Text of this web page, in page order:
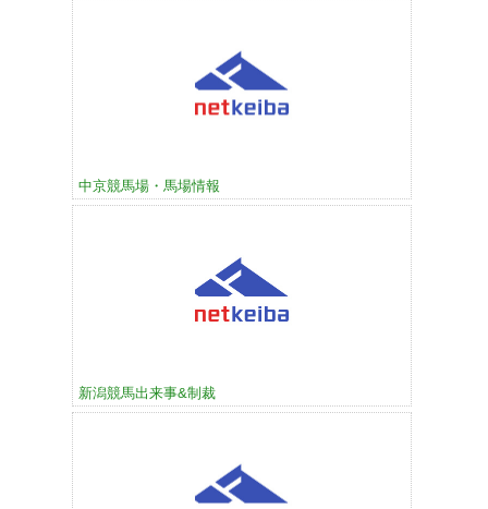
中京競馬場・馬場情報
新潟競馬出来事&制裁